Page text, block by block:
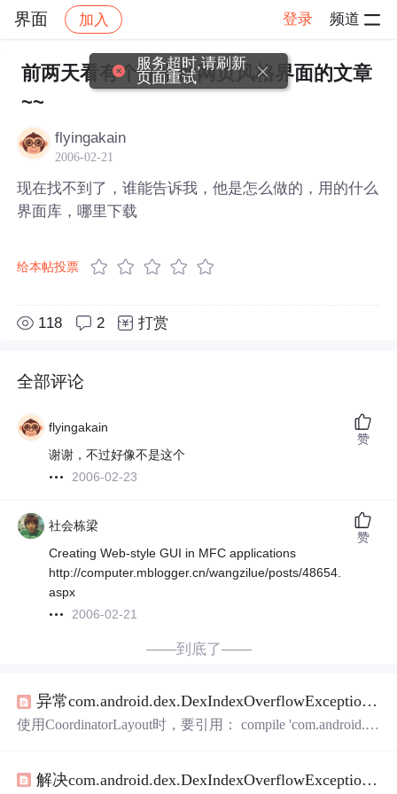
界面 加入 登录 频道
社区 界面 帖子详情
前两天看有个介绍做网页风格界面的文章
~~
flyingakain
2006-02-21
现在找不到了，谁能告诉我，他是怎么做的，用的什么
界面库，哪里下载
给本帖投票
118 2 打赏
全部评论
flyingakain
谢谢，不过好像不是这个
2006-02-23
赞
社会栋梁
Creating Web-style GUI in MFC applications
http://computer.mblogger.cn/wangzilue/posts/48654.
aspx
2006-02-21
赞
——到底了——
异常com.android.dex.DexIndexOverflowException: method ID not in [0, 0xffff]: 65536
使用CoordinatorLayout时，要引用： compile 'com.android.su
build.api.transform.TransformExcep
解决com.android.dex.DexIndexOverflowException: method ID not in [0, 0xffff]: 65536
服务超时,请刷新
页面重试